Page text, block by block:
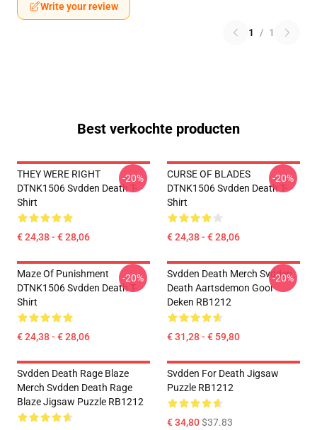
Write your review
1 / 1
Best verkochte producten
THEY WERE RIGHT
DTNK1506 Svdden Death T-
Shirt
€ 24,38 - € 28,06
-20%
CURSE OF BLADES
DTNK1506 Svdden Death T-
Shirt
€ 24,38 - € 28,06
-20%
Maze Of Punishment
DTNK1506 Svdden Death T-
Shirt
€ 24,38 - € 28,06
-20%
Svdden Death Merch Svdden
Death Aartsdemon Gooi
Deken RB1212
€ 31,28 - € 59,80
-20%
Svdden Death Rage Blaze
Merch Svdden Death Rage
Blaze Jigsaw Puzzle RB1212
Svdden For Death Jigsaw
Puzzle RB1212
€ 34,80$37.83